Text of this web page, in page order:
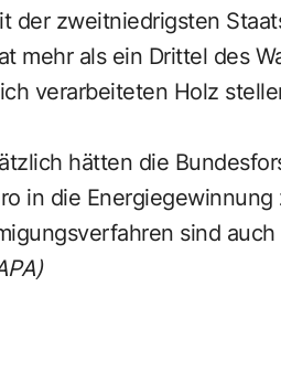
der zweitniedrigsten
mehr als ein Drittel des
verarbeiteten Holz
hätten die
in die
sind